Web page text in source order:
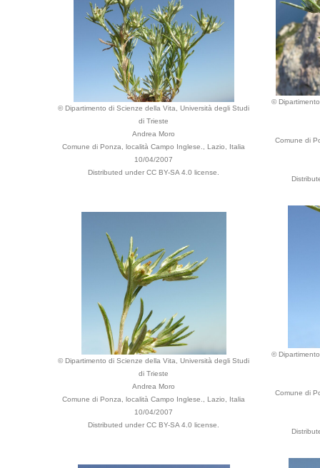
© Dipartimento di Scienze della Vita, Università degli Studi
di Trieste
Andrea Moro
Comune di Ponza, località Campo Inglese., Lazio, Italia
10/04/2007
Distributed under CC BY-SA 4.0 license.
©
Comune di
© Dipartimento di Scienze della Vita, Università degli Studi
di Trieste
Andrea Moro
Comune di Ponza, località Campo Inglese., Lazio, Italia
10/04/2007
Distributed under CC BY-SA 4.0 license.
©
Comune di